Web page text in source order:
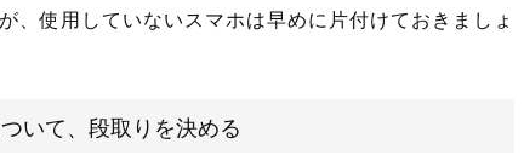
、使用していないスマホは早めに片付けておきましょ
いて、段取りを決める